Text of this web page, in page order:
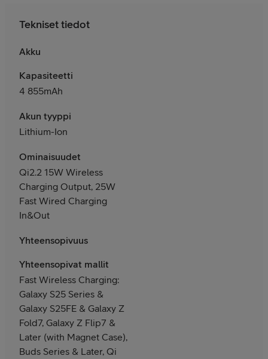
Tekniset tiedot
Akku
Kapasiteetti
4 855mAh
Akun tyyppi
Lithium-Ion
Ominaisuudet
Qi2.2 15W Wireless
Charging Output, 25W
Fast Wired Charging
In&Out
Yhteensopivuus
Yhteensopivat mallit
Fast Wireless Charging:
Galaxy S25 Series &
Galaxy S25FE & Galaxy Z
Fold7, Galaxy Z Flip7 &
Later (with Magnet Case),
Buds Series & Later, Qi